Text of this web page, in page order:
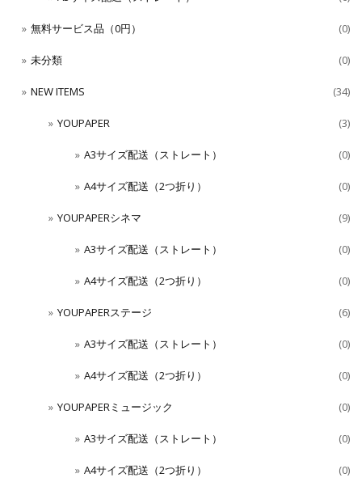
無料サービス品（0円） (0)
未分類 (0)
NEW ITEMS (34)
YOUPAPER (3)
A3サイズ配送（ストレート） (0)
A4サイズ配送（2つ折り） (0)
YOUPAPERシネマ (9)
A3サイズ配送（ストレート） (0)
A4サイズ配送（2つ折り） (0)
YOUPAPERステージ (6)
A3サイズ配送（ストレート） (0)
A4サイズ配送（2つ折り） (0)
YOUPAPERミュージック (0)
A3サイズ配送（ストレート） (0)
A4サイズ配送（2つ折り） (0)